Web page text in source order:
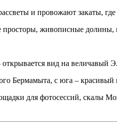
и провожают закаты,
живописные долины,
открывается вид на величавый
Бермамыта, с юга –
для фотосессий, скалы